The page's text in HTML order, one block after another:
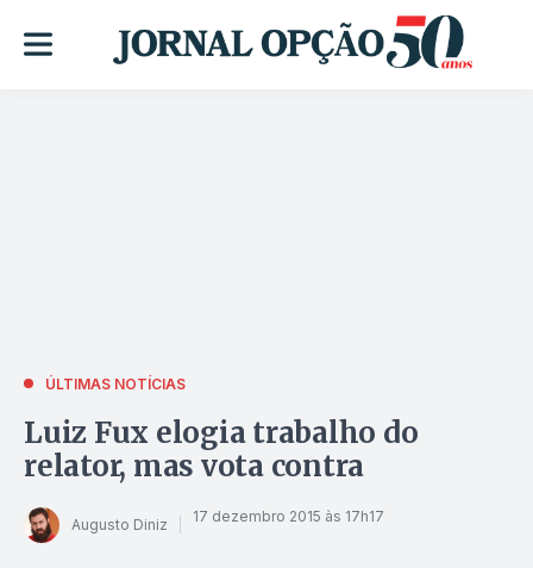
ÚLTIMAS NOTÍCIAS
Luiz Fux elogia trabalho do
relator, mas vota contra
Augusto Diniz 17 dezembro 2015 às 17h17